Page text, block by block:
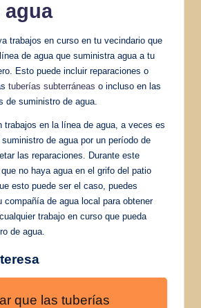
agua
trabajos en curso en tu vecindario que
de agua que suministra agua a tu
Esto puede incluir reparaciones o
tuberías subterráneas o incluso en las
de suministro de agua.
trabajos en la línea de agua, a veces es
de agua por un período de
las reparaciones. Durante este
no haya agua en el grifo del patio
esto puede ser el caso, puedes
compañía de agua local para obtener
trabajo en curso que pueda
de agua.
que las tuberías